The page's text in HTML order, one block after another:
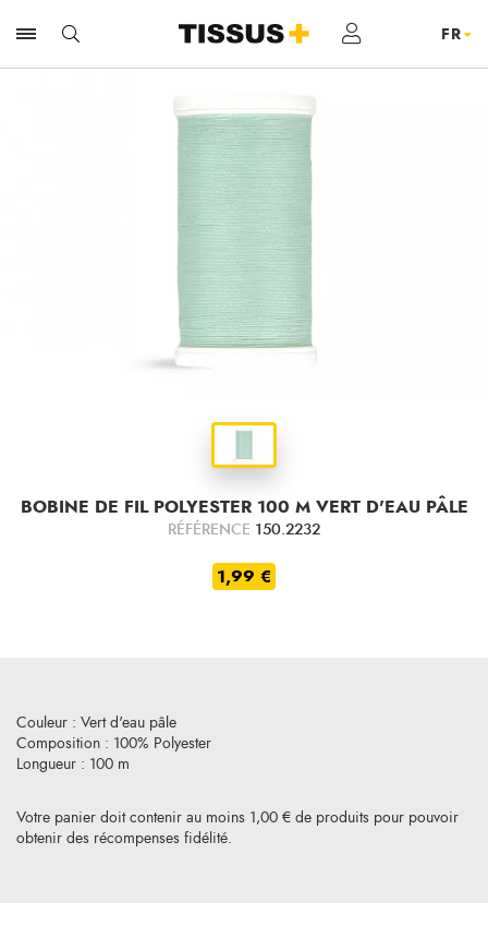
BOBINE DE FIL POLYESTER 100 M VERT D'EAU PÂLE
RÉFÉRENCE 150.2232
1,99 €
Votre panier doit contenir au moins 1,00 € de produits pour pouvoir
obtenir des récompenses fidélité.
Couleur : Vert d'eau pâle
Composition : 100% Polyester
Longueur : 100 m